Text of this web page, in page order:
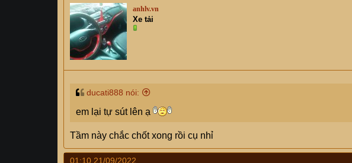
anhlv.vn
Xe tải
ducati888 nói:
em lại tự sút lên ạ
Tầm này chắc chốt xong rồi cụ nhỉ
01:10 21/09/2022